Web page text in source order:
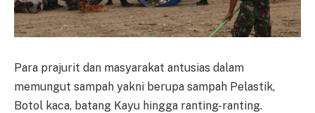
Para prajurit dan masyarakat antusias dalam
memungut sampah yakni berupa sampah Pelastik,
Botol kaca, batang Kayu hingga ranting-ranting.